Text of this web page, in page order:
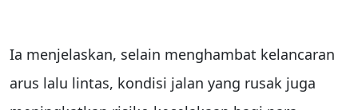
Ia menjelaskan, selain menghambat kelancaran
arus lalu lintas, kondisi jalan yang rusak juga